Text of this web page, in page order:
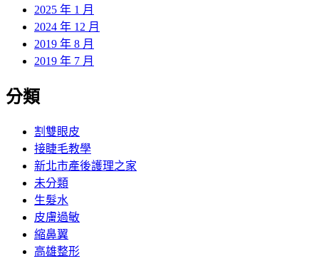
2025 年 1 月
2024 年 12 月
2019 年 8 月
2019 年 7 月
分類
割雙眼皮
接睫毛教學
新北市產後護理之家
未分類
生髮水
皮膚過敏
縮鼻翼
高雄整形